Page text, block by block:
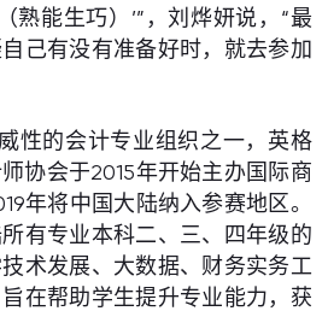
熟能生巧）’”，刘烨妍说，“最
己有没有准备好时，就去参加
性的会计专业组织之一，英格
协会于2015年开始主办国际商
年将中国大陆纳入参赛地区。
有专业本科二、三、四年级的
术发展、大数据、财务实务工
在帮助学生提升专业能力，获